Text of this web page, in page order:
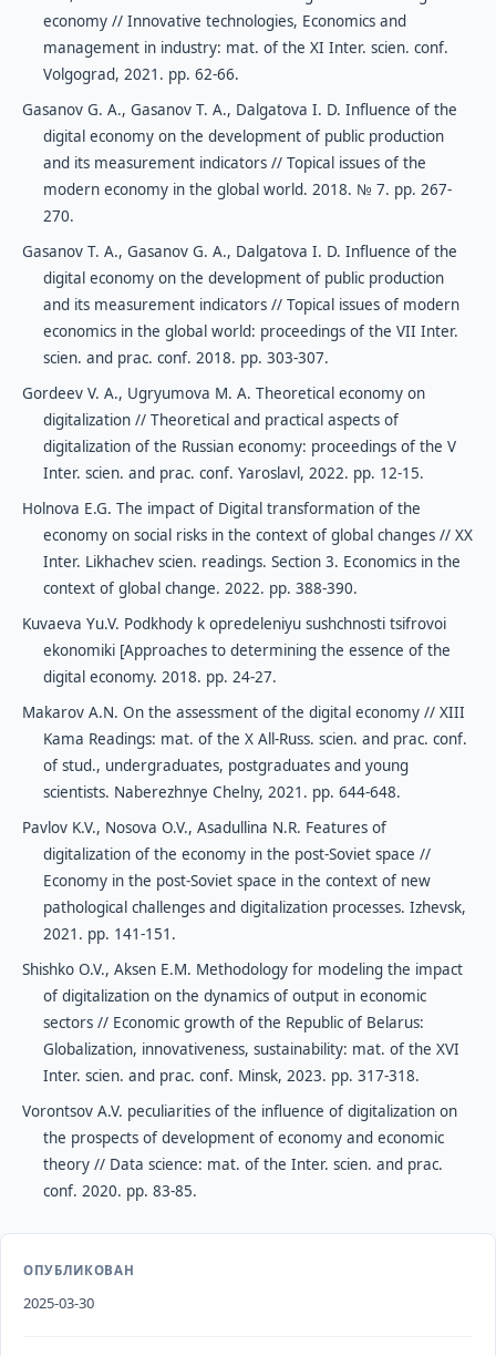
economy // Innovative technologies, Economics and
management in industry: mat. of the XI Inter. scien. conf.
Volgograd, 2021. pp. 62-66.
Gasanov G. A., Gasanov T. A., Dalgatova I. D. Influence of the
digital economy on the development of public production
and its measurement indicators // Topical issues of the
modern economy in the global world. 2018. № 7. pp. 267-
270.
Gasanov T. A., Gasanov G. A., Dalgatova I. D. Influence of the
digital economy on the development of public production
and its measurement indicators // Topical issues of modern
economics in the global world: proceedings of the VII Inter.
scien. and prac. conf. 2018. pp. 303-307.
Gordeev V. A., Ugryumova M. A. Theoretical economy on
digitalization // Theoretical and practical aspects of
digitalization of the Russian economy: proceedings of the V
Inter. scien. and prac. conf. Yaroslavl, 2022. pp. 12-15.
Holnova E.G. The impact of Digital transformation of the
economy on social risks in the context of global changes // XX
Inter. Likhachev scien. readings. Section 3. Economics in the
context of global change. 2022. pp. 388-390.
Kuvaeva Yu.V. Podkhody k opredeleniyu sushchnosti tsifrovoi
ekonomiki [Approaches to determining the essence of the
digital economy. 2018. pp. 24-27.
Makarov A.N. On the assessment of the digital economy // XIII
Kama Readings: mat. of the X All-Russ. scien. and prac. conf.
of stud., undergraduates, postgraduates and young
scientists. Naberezhnye Chelny, 2021. pp. 644-648.
Pavlov K.V., Nosova O.V., Asadullina N.R. Features of
digitalization of the economy in the post-Soviet space //
Economy in the post-Soviet space in the context of new
pathological challenges and digitalization processes. Izhevsk,
2021. pp. 141-151.
Shishko O.V., Aksen E.M. Methodology for modeling the impact
of digitalization on the dynamics of output in economic
sectors // Economic growth of the Republic of Belarus:
Globalization, innovativeness, sustainability: mat. of the XVI
Inter. scien. and prac. conf. Minsk, 2023. pp. 317-318.
Vorontsov A.V. peculiarities of the influence of digitalization on
the prospects of development of economy and economic
theory // Data science: mat. of the Inter. scien. and prac.
conf. 2020. pp. 83-85.
ОПУБЛИКОВАН
2025-03-30